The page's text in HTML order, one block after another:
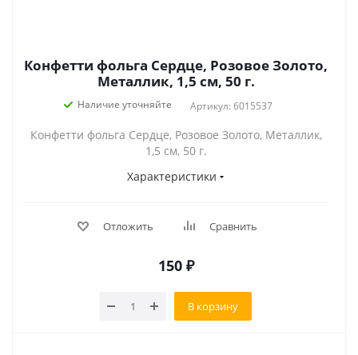
Конфетти фольга Сердце, Розовое Золото,
Металлик, 1,5 см, 50 г.
Наличие уточняйте Артикул: 6015537
Конфетти фольга Сердце, Розовое Золото, Металлик,
1,5 см, 50 г.
Характеристики
Отложить Сравнить
150 ₽
В корзину